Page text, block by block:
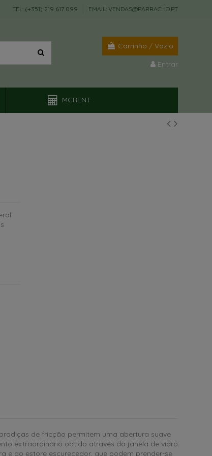
TEL: (+351) 219 617 099 EMAIL: VENDAS@PARRACHO.PT
Carrinho / Vazio
Entrar
MCRENT
de fricção permitem uma abertura suave
extraordinário obtido através da janela de vidro
e ao estore escurecedor, que podem prender-se